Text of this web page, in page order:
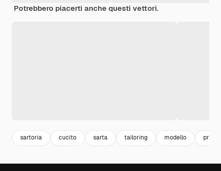
Potrebbero piacerti anche questi vettori.
sartoria cucito sarta tailoring modello